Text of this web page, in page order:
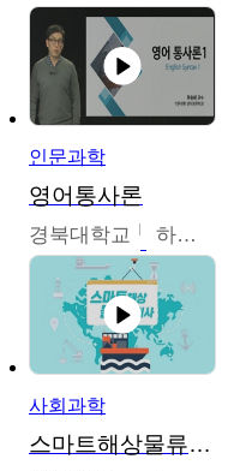
인문과학
영어통사론
경북대학교 하승완
사회과학
스마트해상물류관리사 교육과정2